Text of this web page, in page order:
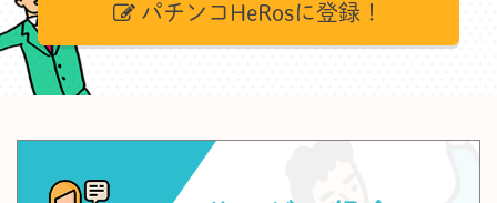
パチンコHeRosに登録！